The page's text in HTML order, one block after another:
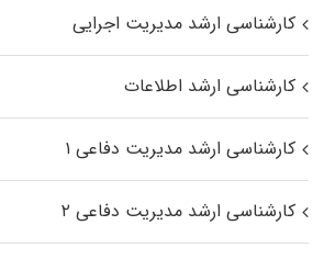
کارشناسی ارشد مدیریت اجرایی
کارشناسی ارشد اطلاعات
کارشناسی ارشد مدیریت دفاعی ۱
کارشناسی ارشد مدیریت دفاعی ۲